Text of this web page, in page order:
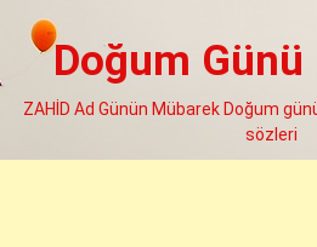
Doğum Günü
ZAHİD Ad Günün Mübarek Doğum
sözleri